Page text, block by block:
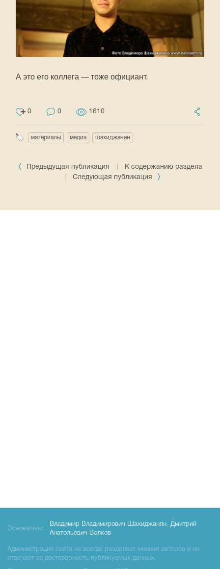
А это его коллега — тоже официант.
0 0 1610
материалы медиа шахиджанян
Предыдущая публикация
К содержанию раздела
Следующая публикация
Основатели:
Владимир Владимирович Шахиджанян, Дмитрий
Анатольевич Волков
Администрация сайта не всегда разделяет мнения авторов и не
отвечает за достоверность публикуемых данных.